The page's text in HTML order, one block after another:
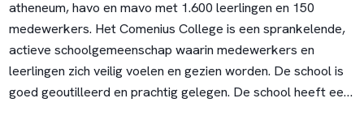
atheneum, havo en mavo met 1.600 leerlingen en 150
medewerkers. Het Comenius College is een sprankelende,
actieve schoolgemeenschap waarin medewerkers en
leerlingen zich veilig voelen en gezien worden. De school is
goed geoutilleerd en prachtig gelegen. De school heeft een